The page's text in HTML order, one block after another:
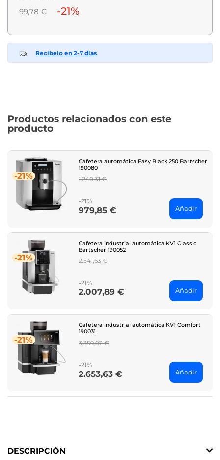
99,78 € -21%
Recíbelo en 2-7 días
Productos relacionados con este
producto
-21%
Cafetera automática Easy Black 250 Bartscher
190080
Regular
1.240,31 €
-21%
Price
979,85 € Añadir
-21%
Cafetera industrial automática KV1 Classic
Bartscher 190052
Regular
2.541,63 €
-21%
Price
2.007,89 € Añadir
-21%
Cafetera industrial automática KV1 Comfort
190031
Regular
3.359,02 €
-21%
Price
2.653,63 € Añadir
DESCRIPCIÓN